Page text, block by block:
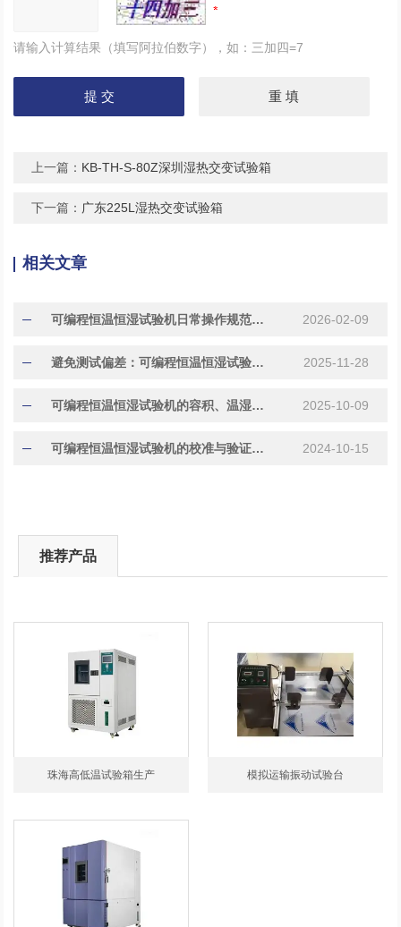
请输入计算结果（填写阿拉伯数字），如：三加四=7
上一篇： KB-TH-S-80Z深圳湿热交变试验箱
下一篇： 广东225L湿热交变试验箱
相关文章
可编程恒温恒湿试验机日常操作规范与常见故障代码处理指南 2026-02-09
避免测试偏差：可编程恒温恒湿试验机校准与维护要点 2025-11-28
​​可编程恒温恒湿试验机的容积、温湿度范围与控制精度对比​ 2025-10-09
可编程恒温恒湿试验机的校准与验证方法 2024-10-15
推荐产品
珠海高低温试验箱生产 模拟运输振动试验台